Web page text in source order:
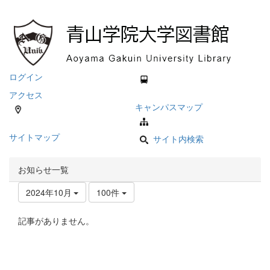
ログイン
アクセス
キャンパスマップ
サイトマップ サイト内検索
お知らせ一覧
2024年10月
100件
記事がありません。